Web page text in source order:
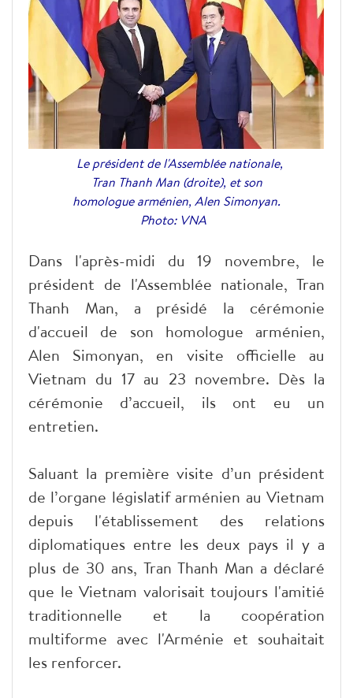
Le président de l'Assemblée nationale,
Tran Thanh Man (droite), et son
homologue arménien, Alen Simonyan.
Photo: VNA
Dans l'après-midi du 19 novembre, le
président de l'Assemblée nationale, Tran
Thanh Man, a présidé la cérémonie
d'accueil de son homologue arménien,
Alen Simonyan, en visite officielle au
Vietnam du 17 au 23 novembre. Dès la
cérémonie d’accueil, ils ont eu un
entretien.
Saluant la première visite d’un président
de l’organe législatif arménien au Vietnam
depuis l'établissement des relations
diplomatiques entre les deux pays il y a
plus de 30 ans, Tran Thanh Man a déclaré
que le Vietnam valorisait toujours l'amitié
traditionnelle et la coopération
multiforme avec l'Arménie et souhaitait
les renforcer.